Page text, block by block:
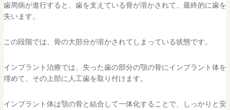
歯周病が進行すると、歯を支えている骨が溶かされて、最終的に歯を
失います。
この段階では、骨の大部分が溶かされてしまっている状態です。
インプラント治療では、失った歯の部分の顎の骨にインプラント体を
埋めて、その上部に人工歯を取り付けます。
インプラント体は顎の骨と結合して一体化することで、しっかりと安